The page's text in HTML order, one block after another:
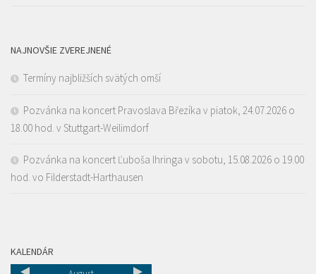
NAJNOVŠIE ZVEREJNENÉ
Termíny najbližších svätých omší
Pozvánka na koncert Pravoslava Březíka v piatok, 24.07.2026 o
18.00 hod. v Stuttgart-Weilimdorf
Pozvánka na koncert Ľuboša Ihringa v sobotu, 15.08.2026 o 19.00
hod. vo Filderstadt-Harthausen
KALENDÁR